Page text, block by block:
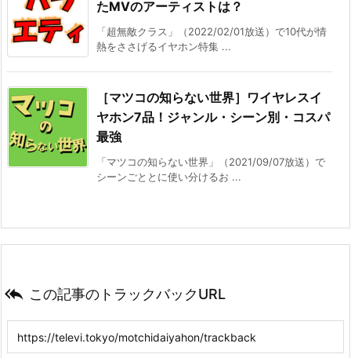
たMVのアーティストは？
「超無敵クラス」（2022/02/01放送）で10代が情
熱をささげるイヤホン特集 ...
［マツコの知らない世界］ワイヤレスイ
ヤホン7品！ジャンル・シーン別・コスパ
最強
「マツコの知らない世界」（2021/09/07放送）で
シーンごととに使い分けるお ...
 この記事のトラックバックURL